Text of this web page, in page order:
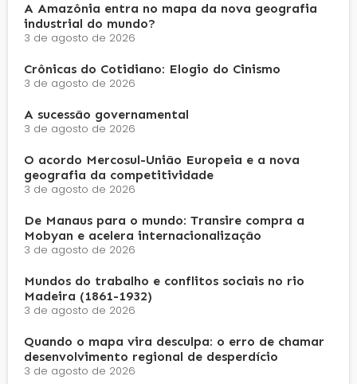
A Amazônia entra no mapa da nova geografia
industrial do mundo?
3 de agosto de 2026
Crônicas do Cotidiano: Elogio do Cinismo
3 de agosto de 2026
A sucessão governamental
3 de agosto de 2026
O acordo Mercosul-União Europeia e a nova
geografia da competitividade
3 de agosto de 2026
De Manaus para o mundo: Transire compra a
Mobyan e acelera internacionalização
3 de agosto de 2026
Mundos do trabalho e conflitos sociais no rio
Madeira (1861-1932)
3 de agosto de 2026
Quando o mapa vira desculpa: o erro de chamar
desenvolvimento regional de desperdício
3 de agosto de 2026